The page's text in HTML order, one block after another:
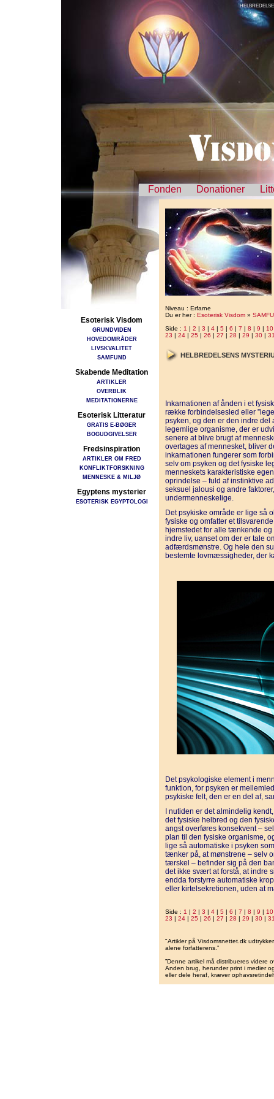
Fonden Donationer
Esoterisk Visdom
GRUNDVIDEN
HOVEDOMRÅDER
LIVSKVALITET
SAMFUND
Skabende Meditation
ARTIKLER
OVERBLIK
MEDITATIONERNE
Esoterisk Litteratur
GRATIS E-BØGER
BOGUDGIVELSER
Fredsinspiration
ARTIKLER OM FRED
KONFLIKTFORSKNING
MENNESKE & MILJØ
Egyptens mysterier
ESOTERISK EGYPTOLOGI
Niveau : Erfarne
Du er her : Esoterisk Visdom »
Side : 1 | 2 | 3 | 4 | 5 | 6 | 7 | 8 | 9 | 10
23 | 24 | 25 | 26 | 27 | 28 | 29 | 30 |
HELBREDELSENS
Inkarnationen af ånden i et
række forbindelsesled eller
psyken, og den er den indre
legemlige organisme, der er
senere at blive brugt af
overtages af mennesket, bliver
inkarnationen fungerer som
selv om psyken og det fysiske
menneskets karakteristiske
oprindelse – fuld af instinktive
seksuel jalousi og andre
undermenneskelige.
Det psykiske område er lige så
fysiske og omfatter et
hjemstedet for alle tænkende
indre liv, uanset om der er tale
adfærdsmønstre. Og hele den
bestemte lovmæssigheder, der
Det psykologiske element i
funktion, for psyken er
psykiske felt, den er en del af,
I nutiden er det almindelig
det fysiske helbred og den
angst overføres konsekvent –
plan til den fysiske organisme,
lige så automatiske i psyken
tænker på, at mønstrene – selv
tærskel – befinder sig på den
det ikke svært at forstå, at indre
endda forstyrre automatiske
eller kirtelsekretionen, uden at
Side : 1 | 2 | 3 | 4 | 5 | 6 | 7 | 8 | 9 | 10
23 | 24 | 25 | 26 | 27 | 28 | 29 | 30 |
"Artikler på Visdomsnettet.dk
alene forfatterens.”
”Denne artikel må distribueres videre
Anden brug, herunder print i medier
eller dele heraf, kræver